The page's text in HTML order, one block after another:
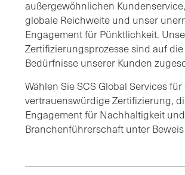
außergewöhnlichen
globale Reichweite und unser
Engagement für Pünktlichkeit.
Zertifizierungsprozesse sind auf
Bedürfnisse unserer Kunden
Wählen Sie SCS Global Services
vertrauenswürdige Zertifizierung,
Engagement für Nachhaltigkeit und
Branchenführerschaft unter